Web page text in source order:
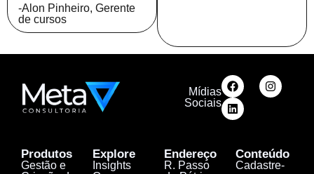
-Alon Pinheiro, Gerente
de cursos
Mídias
Sociais
Produtos
Gestão e
Explore
Insights
Endereço
R. Passo
Conteúdo
Cadastre-